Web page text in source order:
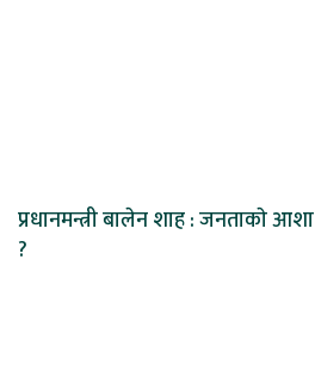
प्रधानमन्त्री बालेन शाह : जनताकाे
?